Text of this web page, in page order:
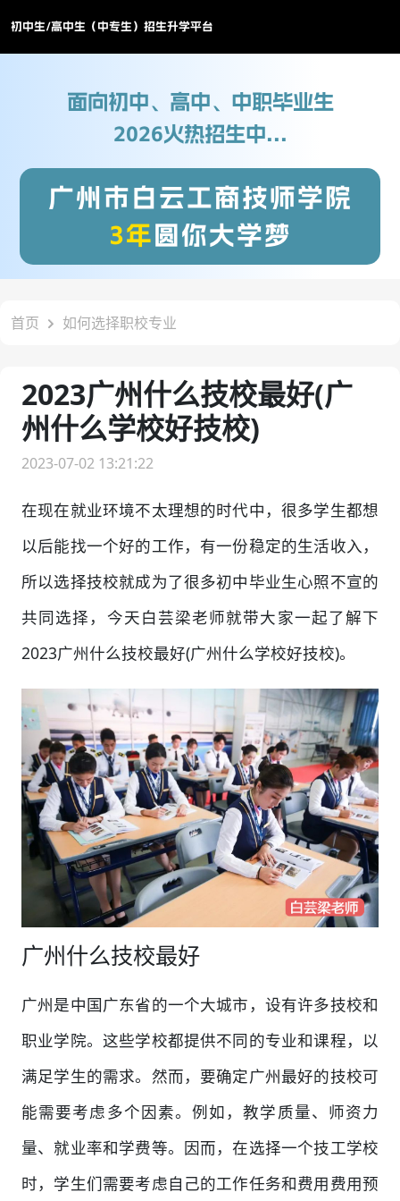
初中生/高中生（中专生）招生升学平台
面向初中、高中、中职毕业生
2026火热招生中...
广州市白云工商技师学院
3年圆你大学梦
首页 如何选择职校专业
2023广州什么技校最好(广
州什么学校好技校)
2023-07-02 13:21:22
在现在就业环境不太理想的时代中，很多学生都想
以后能找一个好的工作，有一份稳定的生活收入，
所以选择技校就成为了很多初中毕业生心照不宣的
共同选择，今天白芸梁老师就带大家一起了解下
2023广州什么技校最好(广州什么学校好技校)。
广州什么技校最好
广州是中国广东省的一个大城市，设有许多技校和
职业学院。这些学校都提供不同的专业和课程，以
满足学生的需求。然而，要确定广州最好的技校可
能需要考虑多个因素。例如，教学质量、师资力
量、就业率和学费等。因而，在选择一个技工学校
时，学生们需要考虑自己的工作任务和费用费用预